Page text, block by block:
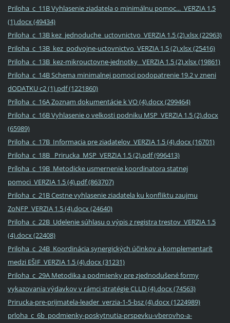
Priloha_c_11B Vyhlasenie ziadatela o minimálnu pomoc..._VERZIA 1.5
(1).docx (49434)
Priloha_c_13B kez_jednoduche_uctovnictvo_VERZIA 1.5 (2).xlsx (22963)
Priloha_c_13B_kez_podvojne-uctovnictvo_VERZIA 1.5 (2).xlsx (25416)
Priloha_c_13B_kez-mikrouctovne-jednotky_ VERZIA 1.5 (2).xlsx (19861)
Priloha_c_14B Schema minimalnej pomoci podopatrenie 19.2 v zneni
dODATKU c2 (1).pdf (1221860)
Príloha_c_16A Zoznam dokumentácie k VO (4).docx (299464)
Priloha_c_16B Vyhlasenie o velkosti podniku MSP_VERZIA 1.5 (2).docx
(65989)
Priloha_c_17B_Informacia pre ziadatelov_VERZIA 1.5 (4).docx (16701)
Priloha_c_18B_ Prirucka_MSP_VERZIA 1.5 (2).pdf (996413)
Príloha_c_19B_Metodicke usmernenie koordinatora statnej
pomoci_VERZIA 1.5 (4).pdf (863707)
Priloha_c_21B Cestne vyhlasenie ziadatela ku konfliktu zaujmu
ZoNFP_VERZIA 1.5 (4).docx (24640)
Priloha_c_22B_Udelenie súhlasu o výpis z registra trestov_VERZIA 1.5
(4).docx (22408)
Priloha_c_24B_Koordinácia synergických účinkov a komplementarít
medzi EŠIF_VERZIA 1.5 (4).docx (31231)
Priloha_c_29A Metodika a podmienky pre zjednodušené formy
vykazovania výdavkov v rámci stratégie CLLD (4).docx (74563)
Prirucka-pre-prijmatela-leader_verzia-1-5-bsz (4).docx (1224989)
prloha_c_6b_podmienky-poskytnutia-prspevku-vberovho-a-